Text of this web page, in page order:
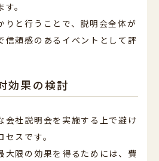
。
りと行うことで、説明会全体が
信頼感のあるイベントとして評
効果の検討
会社説明会を実施する上で避け
スです。
大限の効果を得るためには、費